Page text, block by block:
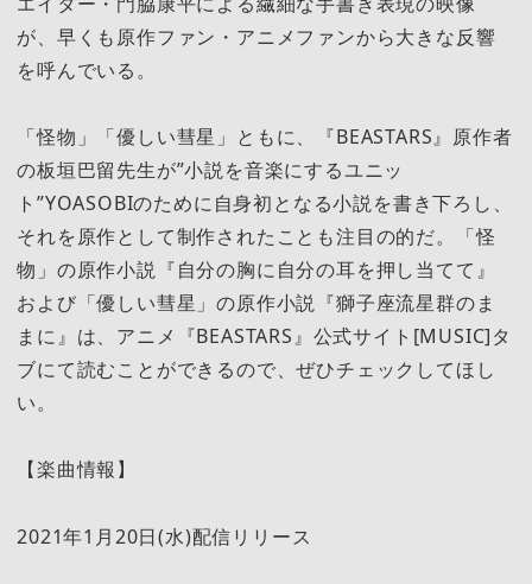
が、早くも原作ファン・アニメファンから大きな反響
を呼んでいる。
「怪物」「優しい彗星」ともに、『BEASTARS』原作者
の板垣巴留先生が”小説を音楽にするユニッ
ト”YOASOBIのために自身初となる小説を書き下ろし、
それを原作として制作されたことも注目の的だ。「怪
物」の原作小説『自分の胸に自分の耳を押し当てて』
および「優しい彗星」の原作小説『獅子座流星群のま
まに』は、アニメ『BEASTARS』公式サイト[MUSIC]タ
ブにて読むことができるので、ぜひチェックしてほし
い。
【楽曲情報】
2021年1月20日(水)配信リリース